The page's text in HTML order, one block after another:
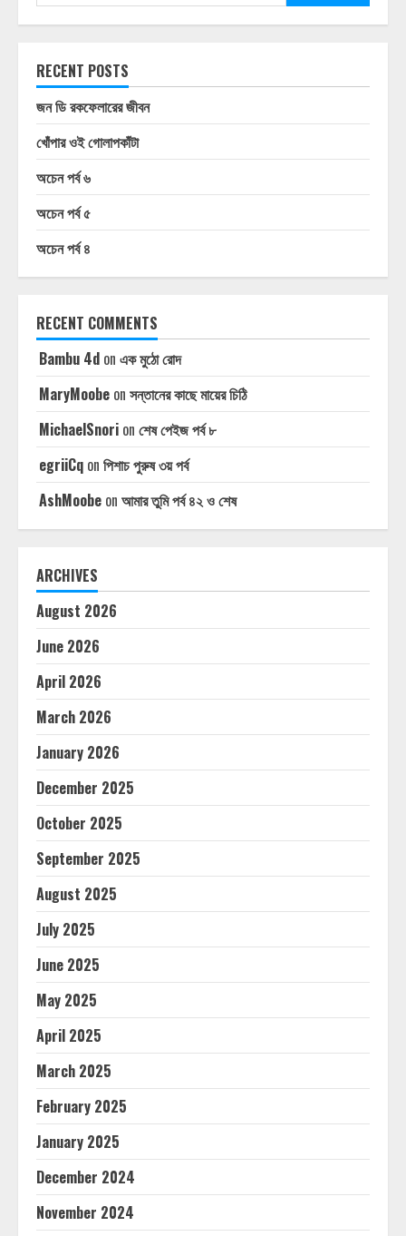
RECENT POSTS
জন ডি রকফেলারের জীবন
খোঁপার ওই গোলাপকাঁটা
অচেন পর্ব ৬
অচেন পর্ব ৫
অচেন পর্ব ৪
RECENT COMMENTS
Bambu 4d on এক মুঠো রোদ
MaryMoobe on সন্তানের কাছে মায়ের চিঠি
MichaelSnori on শেষ পেইজ পর্ব ৮
egriiCq on পিশাচ পুরুষ ৩য় পর্ব
AshMoobe on আমার তুমি পর্ব ৪২ ও শেষ
ARCHIVES
August 2026
June 2026
April 2026
March 2026
January 2026
December 2025
October 2025
September 2025
August 2025
July 2025
June 2025
May 2025
April 2025
March 2025
February 2025
January 2025
December 2024
November 2024